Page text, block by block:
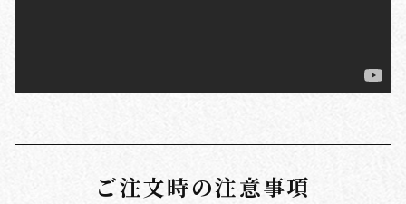
ご注文時の注意事項